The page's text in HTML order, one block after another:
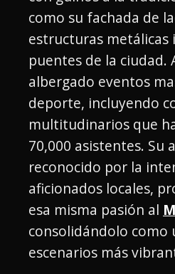
como su fachada de
estructuras metálicas
puentes de la ciudad.
albergado eventos
deporte, incluyendo
multitudinarios que
70,000 asistentes. Su
reconocido por la
aficionados locales,
esa misma pasión al
consolidándolo como
escenarios más